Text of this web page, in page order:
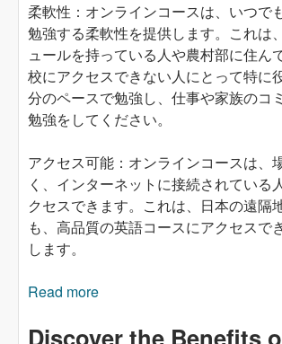
柔軟性：オンラインコースは、いつで
勉強する柔軟性を提供します。これは
ュールを持っている人や農村部に住ん
校にアクセスできない人にとって特に
分のペースで勉強し、仕事や家族のコ
勉強をしてください。
アクセス可能：オンラインコースは、
く、インターネットに接続されている
クセスできます。これは、日本の遠隔
も、高品質の英語コースにアクセスで
します。
Read more
Discover the Benefits